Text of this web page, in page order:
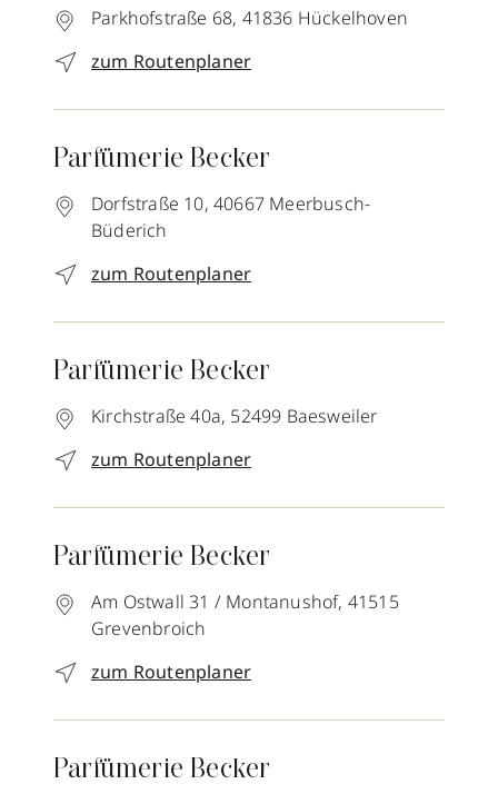
Parkhofstraße 68, 41836 Hückelhoven
zum Routenplaner
Parfümerie Becker
Dorfstraße 10, 40667 Meerbusch-
Büderich
zum Routenplaner
Parfümerie Becker
Kirchstraße 40a, 52499 Baesweiler
zum Routenplaner
Parfümerie Becker
Am Ostwall 31 / Montanushof, 41515
Grevenbroich
zum Routenplaner
Parfümerie Becker